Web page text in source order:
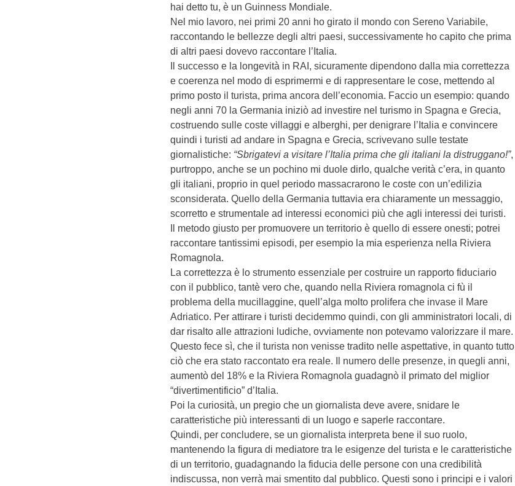
hai detto tu, è un Guinness Mondiale.
Nel mio lavoro, nei primi 20 anni ho girato il mondo con Sereno Variabile,
raccontando le bellezze degli altri paesi, successivamente ho capito che prima
di altri paesi dovevo raccontare l’Italia.
Il successo e la longevità in RAI, sicuramente dipendono dalla mia correttezza
e coerenza nel modo di esprimermi e di rappresentare le cose, mettendo al
primo posto il turista, prima ancora dell’economia. Faccio un esempio: quando
negli anni 70 la Germania iniziò ad investire nel turismo in Spagna e Grecia,
costruendo sulle coste villaggi e alberghi, per denigrare l’Italia e convincere
quindi i turisti ad andare in Spagna e Grecia, scrivevano sulle testate
giornalistiche: “Sbrigatevi a visitare l’Italia prima che gli italiani la distruggano!”,
purtroppo, anche se un pochino mi duole dirlo, qualche verità c’era, in quanto
gli italiani, proprio in quel periodo massacrarono le coste con un’edilizia
sconsiderata. Quello della Germania tuttavia era chiaramente un messaggio,
scorretto e strumentale ad interessi economici più che agli interessi dei turisti.
Il metodo giusto per promuovere un territorio è quello di essere onesti; potrei
raccontare tantissimi episodi, per esempio la mia esperienza nella Riviera
Romagnola.
La correttezza è lo strumento essenziale per costruire un rapporto fiduciario
con il pubblico, tantè vero che, quando nella Riviera romagnola ci fù il
problema della mucillaggine, quell’alga molto prolifera che invase il Mare
Adriatico. Per attirare i turisti decidemmo quindi, con gli amministratori locali, di
dar risalto alle attrazioni ludiche, ovviamente non potevamo valorizzare il mare.
Questo fece sì, che il turista non venisse tradito nelle aspettative, in quanto tutto
ciò che era stato raccontato era reale. Il numero delle presenze, in quegli anni,
aumentò del 18% e la Riviera Romagnola guadagnò il primato del miglior
“divertimentificio” d’Italia.
Poi la curiosità, un pregio che un giornalista deve avere, snidare le
caratteristiche più interessanti di un luogo e saperle raccontare.
Quindi, per concludere, se un giornalista interpreta bene il suo ruolo,
mantenendo la figura di mediatore tra le esigenze del turista e le caratteristiche
di un territorio, guadagnando la fiducia delle persone con una credibilità
indiscussa, non verrà mai smentito dal pubblico. Questi sono i principi e i valori